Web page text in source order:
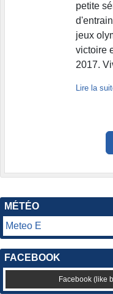
petite
jeux
victoire
2017.
Lire la
MÉTÉO
Meteo E
FACEBOOK
Facebook (like